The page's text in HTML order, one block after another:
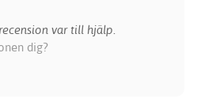
var till hjälp.
dig?